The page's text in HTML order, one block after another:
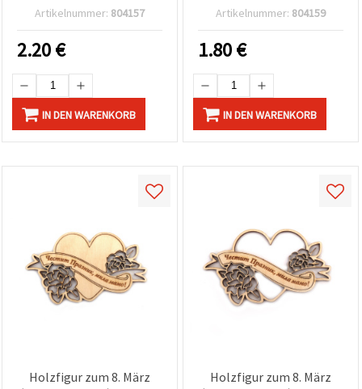
Artikelnummer: 804157
2.20€
IN DEN WARENKORB
Artikelnummer: 804159
1.80€
IN DEN WARENKORB
Holzfigur zum 8. März
Holzfigur zum 8. März